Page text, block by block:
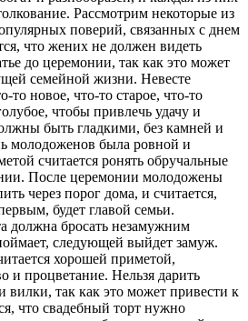
Рассмотрим некоторые из
поверий, связанных с днем
что жених не должен видеть
до церемонии, так как это может
семейной жизни. Невесте
то новое, что-то старое, что-то
чтобы привлечь удачу и
быть гладкими, без камней и
молодоженов была ровной и
считается ронять обручальные
После церемонии молодожены
через порог дома, и считается,
будет главой семьи.
должна бросать незамужним
следующей выйдет замуж.
хорошей приметой,
и процветание. Нельзя дарить
вилки, так как это может привести к
что свадебный торт нужно